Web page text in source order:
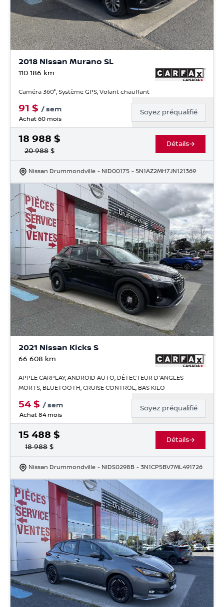
2018 Nissan Murano SL
110 186 km
Caméra 360°, Système GPS, Volant chauffant
91 $ /sem
Achat 60 mois
Soyez préqualifié
18 988 $
20 988 $
Détails
Nissan Drummondville - NID00175 - 5N1AZ2MH7JN121369
2021 Nissan Kicks S
66 608 km
APPLE CARPLAY, ANDROID AUTO, DÉTECTEUR D'ANGLES
MORTS, BLUETOOTH, CRUISE CONTROL, BAS KILO
54 $ /sem
Achat 84 mois
Soyez préqualifié
15 488 $
18 988 $
Détails
Nissan Drummondville - NIDS0298B - 3N1CP5BV7ML491726